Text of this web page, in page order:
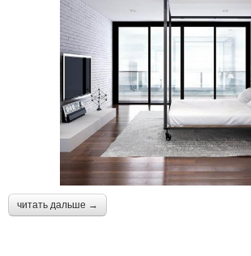
читать дальше →